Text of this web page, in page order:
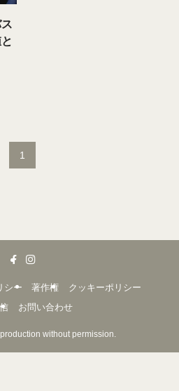
1
シー 著作権
クッキーポリシー
お問い合わせ
without permission.